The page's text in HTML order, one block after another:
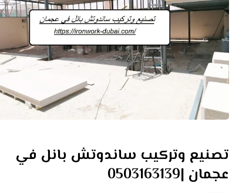
تصنيع وتركيب ساندوتش بانل في
عجمان |0503163139